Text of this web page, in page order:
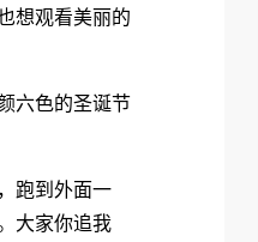
想观看美丽的
六色的圣诞节
跑到外面一
大家你追我